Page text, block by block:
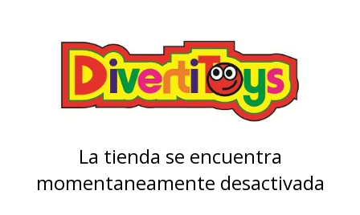
La tienda se encuentra
momentaneamente desactivada